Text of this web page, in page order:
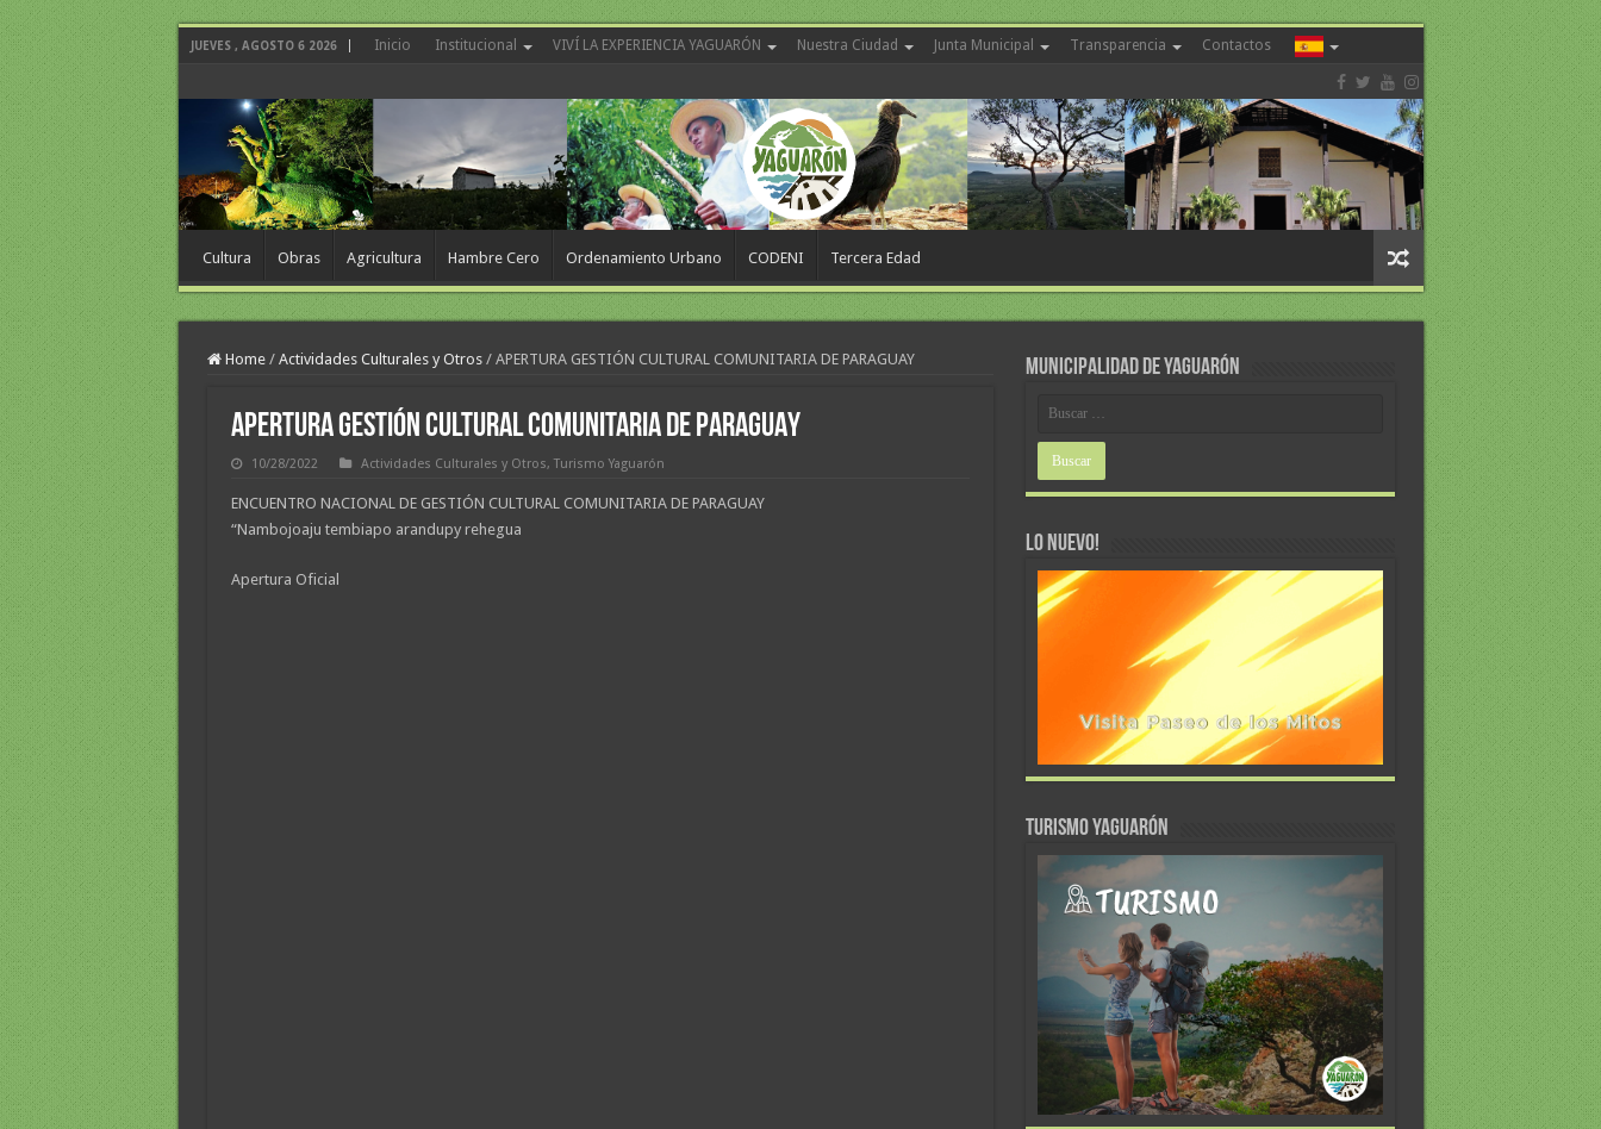
JUEVES , AGOSTO 6 2026 Inicio Institucional VIVÍ LA EXPERIENCIA YAGUARÓN Nuestra Ciudad Junta Municipal Transparencia Contactos
Cultura Obras Agricultura Hambre Cero Ordenamiento Urbano CODENI Tercera Edad
Home / Actividades Culturales y Otros / APERTURA GESTIÓN CULTURAL COMUNITARIA DE PARAGUAY
APERTURA GESTIÓN CULTURAL COMUNITARIA DE PARAGUAY
10/28/2022 Actividades Culturales y Otros, Turismo Yaguarón
ENCUENTRO NACIONAL DE GESTIÓN CULTURAL COMUNITARIA DE PARAGUAY
“Nambojoaju tembiapo arandupy rehegua
Apertura Oficial
MUNICIPALIDAD DE YAGUARÓN
LO NUEVO!
TURISMO YAGUARÓN